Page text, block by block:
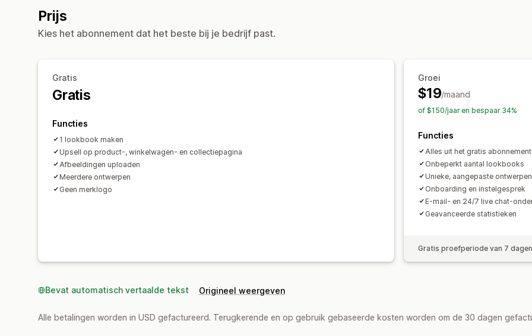
Prijs
Kies het abonnement dat het beste bij je bedrijf past.
Gratis
Gratis
Functies
1 lookbook maken
Upsell op product-, winkelwagen- en collectiepagina
Afbeeldingen uploaden
Meerdere ontwerpen
Geen merklogo
Groei
$19/maand
of $150/jaar en bespaar 34%
Functies
Alles uit het gratis abonnement
Onbeperkt aantal lookbooks
Unieke, aangepaste ontwerpen
Onboarding en instelgesprek
E-mail- en 24/7 live chat-
Geavanceerde statistieken
Gratis proefperiode van 7 dagen
Bevat automatisch vertaalde tekst Origineel weergeven
Alle betalingen worden in USD gefactureerd. Terugkerende en op gebruik gebaseerde kosten worden om de 30 dagen